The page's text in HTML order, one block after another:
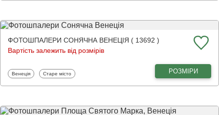
ФОТОШПАЛЕРИ СОНЯЧНА ВЕНЕЦІЯ ( 13692 )
Вартість залежить від розмірів
Фотошпалери
Венеція Фотошпалери
Старе місто РОЗМІРИ